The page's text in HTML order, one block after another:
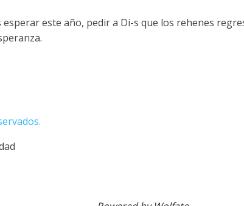
este año, pedir a Di-s que los rehenes